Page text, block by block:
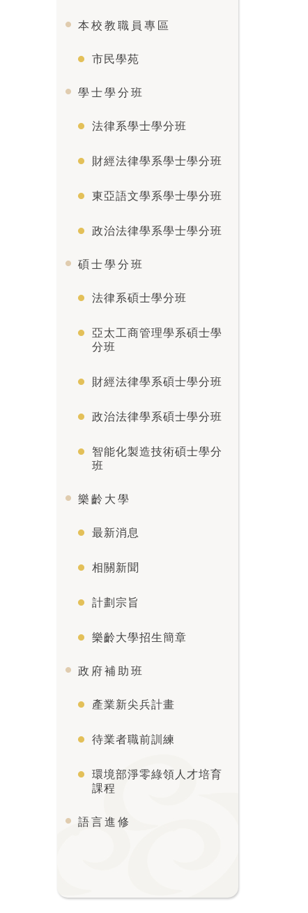
本校教職員專區
市民學苑
學士學分班
法律系學士學分班
財經法律學系學士學分班
東亞語文學系學士學分班
政治法律學系學士學分班
碩士學分班
法律系碩士學分班
亞太工商管理學系碩士學
分班
財經法律學系碩士學分班
政治法律學系碩士學分班
智能化製造技術碩士學分
班
樂齡大學
最新消息
相關新聞
計劃宗旨
樂齡大學招生簡章
政府補助班
產業新尖兵計畫
待業者職前訓練
環境部淨零綠領人才培育
課程
語言進修